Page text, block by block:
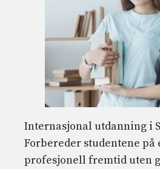
Internasjonal utdanning i
Forbereder studentene på
profesjonell fremtid uten